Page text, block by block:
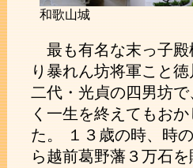
和歌山城
最も有名な末っ子
り暴れん坊将軍こと徳
二代・光貞の四男坊
く一生を終えてもお
た。 １３歳の時、時
ら越前葛野藩３万石